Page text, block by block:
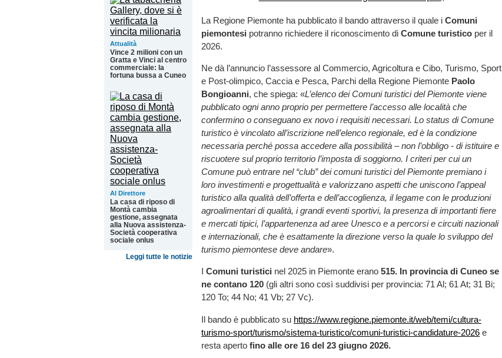
Attualità
Vince 2 milioni con un
Gratta e Vinci al centro
commerciale: la
fortuna bussa a Cuneo
Al Direttore
La casa di riposo di
Montà cambia
gestione, assegnata
alla Nuova assistenza-
Società cooperativa
sociale onlus
Leggi tutte le notizie
La Regione Piemonte ha pubblicato il bando attraverso il quale i Comuni
piemontesi potranno richiedere il riconoscimento di Comune turistico per il
2026.
Ne dà l’annuncio l’assessore al Commercio, Agricoltura e Cibo, Turismo, Sport
e Post-olimpico, Caccia e Pesca, Parchi della Regione Piemonte Paolo
Bongioanni, che spiega: «L’elenco dei Comuni turistici del Piemonte viene
pubblicato ogni anno proprio per permettere l’accesso alle località che
confermino o conseguano ex novo i requisiti necessari. Lo status di Comune
turistico è vincolato all’iscrizione nell’elenco regionale, ed è la condizione
necessaria perché possa accedere alla possibilità – non l’obbligo - di istituire e
riscuotere sul proprio territorio l’imposta di soggiorno. I criteri per cui un
Comune può entrare nel “club” dei comuni turistici del Piemonte premiano i
loro investimenti e progettualità e valorizzano aspetti che uniscono l’appeal
turistico alla qualità dell’offerta e dell’accoglienza, il legame con le produzioni
agroalimentari di qualità, i grandi eventi sportivi, la presenza di importanti fiere
e mercati tipici, l’appartenenza ad aree Unesco e a percorsi e circuiti nazionali
e internazionali, che è esattamente la direzione verso la quale lo sviluppo del
turismo piemontese deve andare».
I Comuni turistici nel 2025 in Piemonte erano 515. In provincia di Cuneo se
ne contano 120 (gli altri sono così suddivisi per provincia: 71 Al; 61 At; 31 Bi;
120 To; 44 No; 41 Vb; 27 Vc).
Il bando è pubblicato su https://www.regione.piemonte.it/web/temi/cultura-
turismo-sport/turismo/sistema-turistico/comuni-turistici-candidature-2026 e
resta aperto fino alle ore 16 del 23 giugno 2026.